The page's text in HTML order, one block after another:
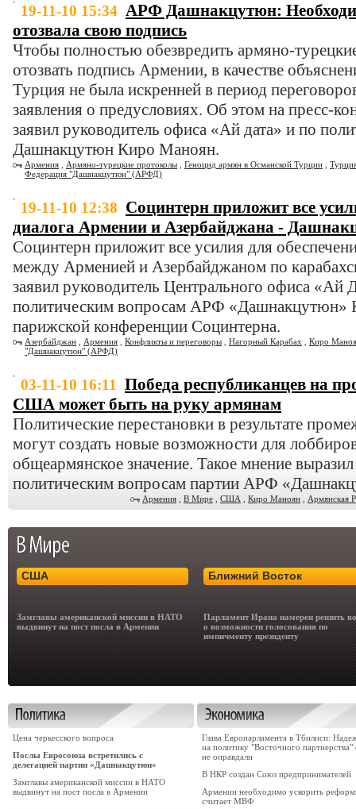
19-11-10 15:34 АРФ Дашнакцутюн:
отозвала свою подпись
Чтобы полностью обезвредить армяно-
отозвать подпись Армении, в качестве
Турция не была искренней в период
заявления о предусловиях. Об этом на пресс-
заявил руководитель офиса «Ай дата» и по
Дашнакцутюн Киро Маноян.
Армения Армяно-турецкие протоколы Геноцид армян в Османской Турции
Федерация "Дашнакцутюн" (АРФД)
19-11-10 12:38 Социнтерн приложит все
диалога Армении и Азербайджана -
Социнтерн приложит все усилия для
между Арменией и Азербайджаном по
заявил руководитель Центрального офиса «Ай
политическим вопросам АРФ «Дашнакцутюн»
парижской конференции Социнтерна.
Азербайджан Армения Конфликты и переговоры Нагорный Карабах
Киро
"Дашнакцутюн" (АРФД)
03-11-10 16:11
Победа республиканцев на
США может быть на руку армянам
Политические перестановки в результате
могут создать новые возможности для
общеармянское значение. Такое мнение
политическим вопросам партии АРФ
Армения В Мире США Киро Маноян Армянская
США
Замглавы американской миссии в НАТО
выдвинут на пост посла в Армении
Ближний Восток
Парламент Ирана намерен решить
о возможности голосования по
импичменту президенту
Цена черкесского вопроса
Послы Евросоюза встретились с
делегацией партии «Дашнакцутюн»
Замглавы американской миссии в НАТО
выдвинут на пост посла в Армении
Глава Европарламента в Тбилиси:
на политику "Восточного партнерства"
не оправдали
В НКР создан Союз предпринимателей
Армении необходимо ускорить
считает МВФ